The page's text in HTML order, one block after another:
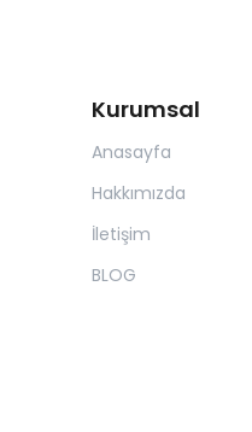
Kurumsal
Anasayfa
Hakkımızda
İletişim
BLOG